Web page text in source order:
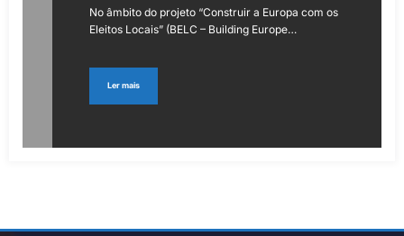
No âmbito do projeto “Construir a Europa com os
Eleitos Locais” (BELC – Building Europe…
Ler mais